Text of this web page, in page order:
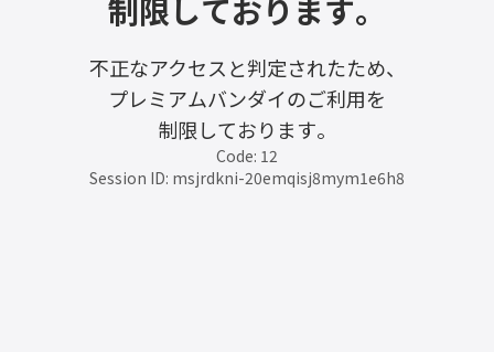
制限しております。
不正なアクセスと判定されたため、
プレミアムバンダイのご利用を
制限しております。
Code: 12
Session ID: msjrdkni-20emqisj8mym1e6h8